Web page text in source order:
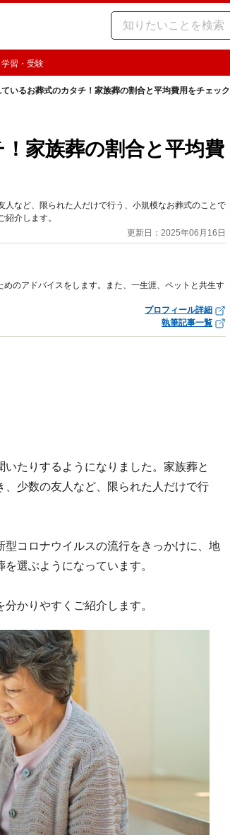
学習・受験
いるお葬式のカタチ！家族葬の割合と平均費用をチェック
家族葬の割合と平均費
など、限られた人だけで行う、小規模なお葬式のことで
介します。
更新日：2025年06月16日
のアドバイスをします。また、一生涯、ペットと共生す
プロフィール詳細
執筆記事一覧
たりするようになりました。家族葬と
少数の友人など、限られた人だけで行
コロナウイルスの流行をきっかけに、地
選ぶようになっています。
かりやすくご紹介します。